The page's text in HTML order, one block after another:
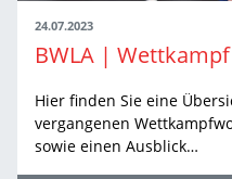
24.07.2023
BWLA |
Hier finden Sie eine
vergangenen
sowie einen Ausblick…